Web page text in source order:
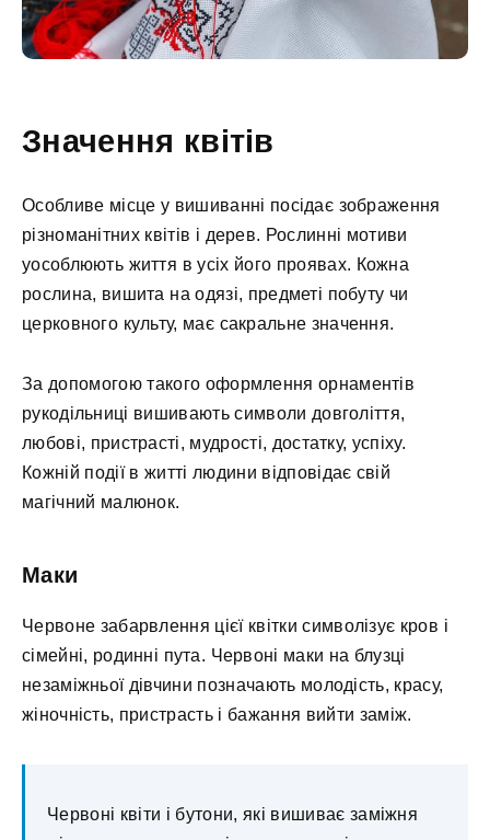
Значення квітів
Особливе місце у вишиванні посідає зображення
різноманітних квітів і дерев. Рослинні мотиви
уособлюють життя в усіх його проявах. Кожна
рослина, вишита на одязі, предметі побуту чи
церковного культу, має сакральне значення.
За допомогою такого оформлення орнаментів
рукодільниці вишивають символи довголіття,
любові, пристрасті, мудрості, достатку, успіху.
Кожній події в житті людини відповідає свій
магічний малюнок.
Маки
Червоне забарвлення цієї квітки символізує кров і
сімейні, родинні пута. Червоні маки на блузці
незаміжньої дівчини позначають молодість, красу,
жіночність, пристрасть і бажання вийти заміж.
Червоні квіти і бутони, які вишиває заміжня